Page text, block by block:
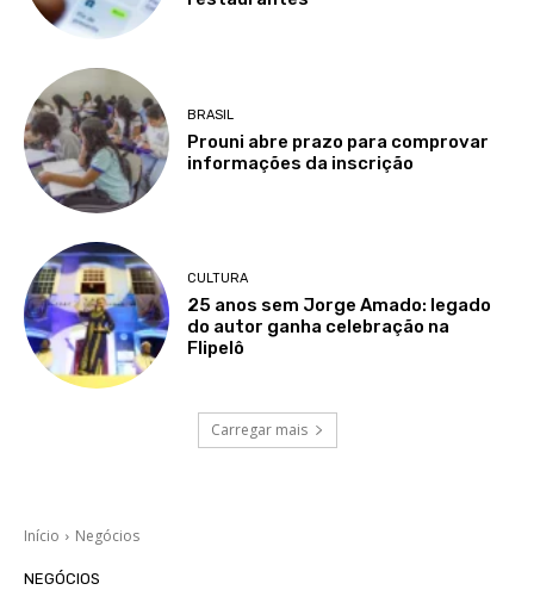
BRASIL
Prouni abre prazo para comprovar
informações da inscrição
CULTURA
25 anos sem Jorge Amado: legado
do autor ganha celebração na
Flipelô
Carregar mais